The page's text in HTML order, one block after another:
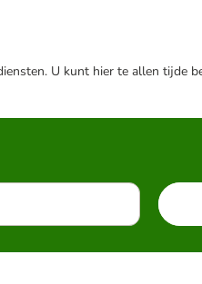
U kunt hier te allen tijde